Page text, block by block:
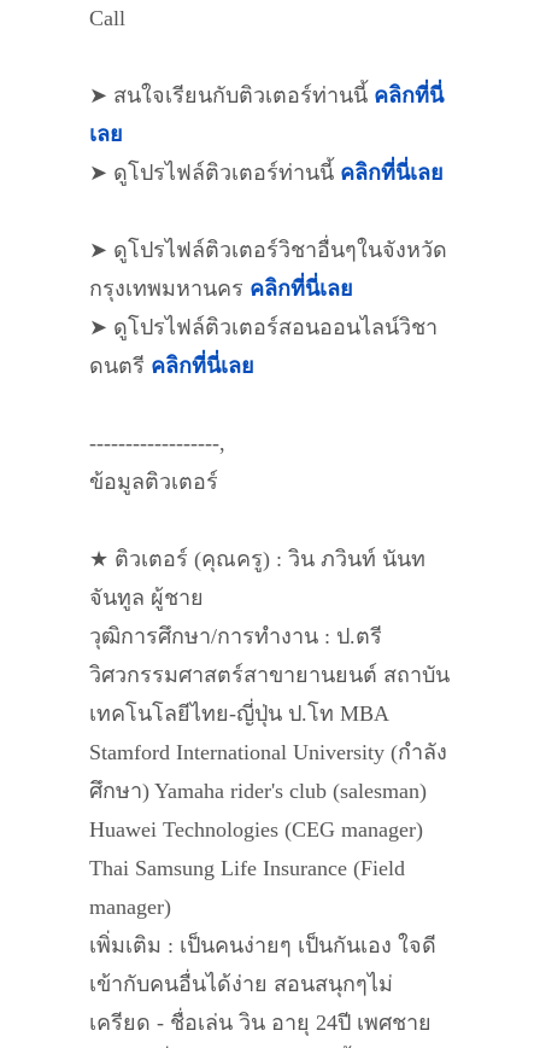
Call
➤ สนใจเรียนกับติวเตอร์ท่านนี้ คลิกที่นี่
เลย
➤ ดูโปรไฟล์ติวเตอร์ท่านนี้ คลิกที่นี่เลย
➤ ดูโปรไฟล์ติวเตอร์วิชาอื่นๆในจังหวัด
กรุงเทพมหานคร คลิกที่นี่เลย
➤ ดูโปรไฟล์ติวเตอร์สอนออนไลน์วิชา
ดนตรี คลิกที่นี่เลย
------------------,
ข้อมูลติวเตอร์
★ ติวเตอร์ (คุณครู) : วิน ภวินท์ นันท
จันทูล ผู้ชาย
วุฒิการศึกษา/การทำงาน : ป.ตรี
วิศวกรรมศาสตร์สาขายานยนต์ สถาบัน
เทคโนโลยีไทย-ญี่ปุ่น ป.โท MBA
Stamford International University (กำลัง
ศึกษา) Yamaha rider's club (salesman)
Huawei Technologies (CEG manager)
Thai Samsung Life Insurance (Field
manager)
เพิ่มเติม : เป็นคนง่ายๆ เป็นกันเอง ใจดี
เข้ากับคนอื่นได้ง่าย สอนสนุกๆไม่
เครียด - ชื่อเล่น วิน อายุ 24ปี เพศชาย